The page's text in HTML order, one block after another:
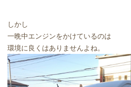
しかし
一晩中エンジンをかけているのは
環境に良くはありませんよね。